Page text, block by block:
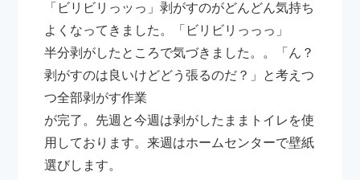
「ビリビリっッっ」剥がすのがどんどん気持ち
よくなってきました。「ビリビリっっっ」
半分剥がしたところで気づきました。。「ん？
剥がすのは良いけどどう張るのだ？」と考えつ
つ全部剥がす作業
が完了。先週と今週は剥がしたままトイレを使
用しております。来週はホームセンターで壁紙
選びします。